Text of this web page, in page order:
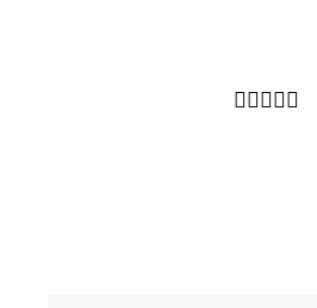
